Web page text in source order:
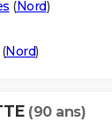
(Nord)
Nord)
(90 ans)